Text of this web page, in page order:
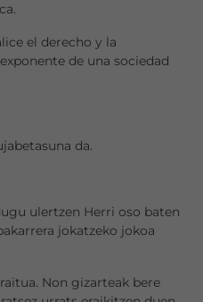
el derecho y la
de una sociedad
da.
ulertzen Herri oso baten
jokatzeko jokoa
Non gizarteak bere